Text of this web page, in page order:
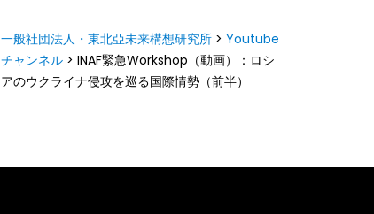
一般社団法人・東北亞未来構想研究所> Youtube
チャンネル> INAF緊急Workshop（動画）：ロシ
アのウクライナ侵攻を巡る国際情勢（前半）